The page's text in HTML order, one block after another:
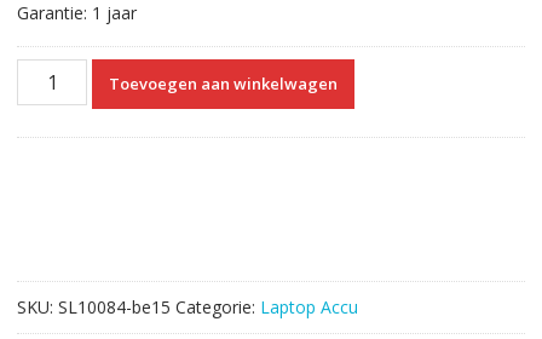
Garantie: 1 jaar
Originele
Toevoegen aan winkelwagen
SKU: SL10084-be15 Categorie: Laptop Accu